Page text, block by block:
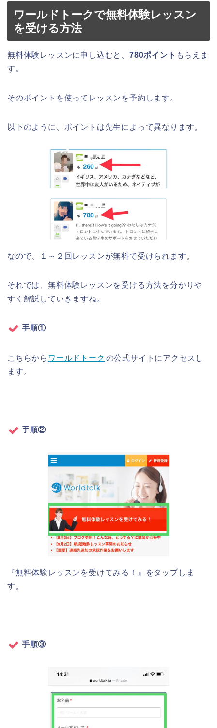
ワールドトークで無料体験レッスン
を受ける方法
無料体験レッスンに申し込むと、 780ポイント もらえま
す。
そのポイントを使ってレッスンを予約します。
以下のように、ポイントは先生によって異なります。
なので、１～２回レッスンが無料で受けられます。
それでは、無料体験レッスンを受ける方法を分かりや
すく解説していきますね。
手順①
こちらから ワールドトーク の公式サイトにアクセスし
ます。
手順②
『無料体験レッスンを受けてみる！』をタップしま
す。
手順③